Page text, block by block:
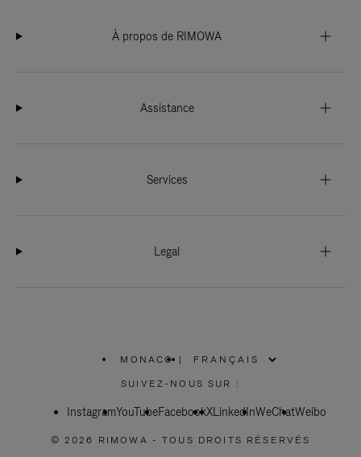
À propos de RIMOWA
Assistance
Services
Legal
MONACO
SÉLECTIONNEZ
VOTRE
|
SUIVEZ-NOUS SUR :
InstagramYouTubeFacebookXLinkedInWeChatWeibo
© 2026 RIMOWA - TOUS DROITS RÉSERVÉS